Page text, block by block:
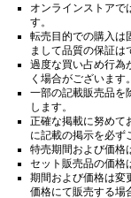
オンラインストアで
す。
転売目的での購入は
まして品質の保証は
過度な買い占め行為
く場合がございます。
一部の記載販売品を
します。
正確な掲載に努めて
に記載の掲示を必ず
特売期間および価格
セット販売品の価格
期間および価格は変
価格にて販売する場